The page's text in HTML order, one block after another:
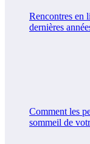
Rencontres en
dernières
Comment les
sommeil de